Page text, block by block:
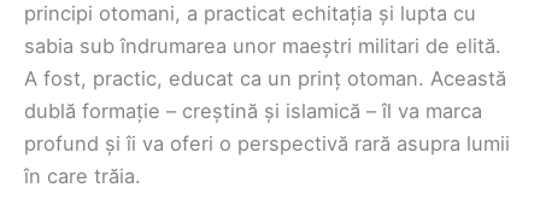
principi otomani, a practicat echitația și lupta cu
sabia sub îndrumarea unor maeștri militari de elită.
A fost, practic, educat ca un prinț otoman. Această
dublă formație – creștină și islamică – îl va marca
profund și îi va oferi o perspectivă rară asupra lumii
în care trăia.